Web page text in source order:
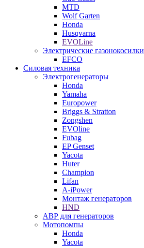
MTD
Wolf Garten
Honda
Husqvarna
EVOLine
Электрические газонокосилки
EFCO
Силовая техника
Электрогенераторы
Honda
Yamaha
Europower
Briggs & Stratton
Zongshen
EVOline
Fubag
EP Genset
Yacota
Huter
Champion
Lifan
A-iPower
Монтаж генераторов
HND
АВР для генераторов
Мотопомпы
Honda
Yacota